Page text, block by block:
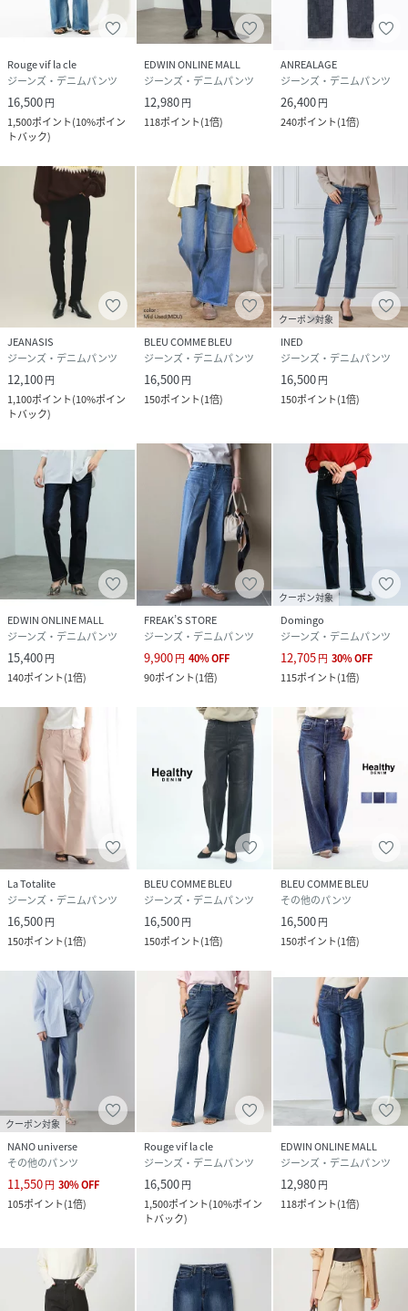
Rouge vif la cle
ジーンズ・デニムパンツ
16,500円
1,500ポイント(10%ポイン
トバック)
EDWIN ONLINE MALL
ジーンズ・デニムパンツ
12,980円
118ポイント(1倍)
ANREALAGE
ジーンズ・デニムパンツ
26,400円
240ポイント(1倍)
JEANASIS
ジーンズ・デニムパンツ
12,100円
1,100ポイント(10%ポイン
トバック)
BLEU COMME BLEU
ジーンズ・デニムパンツ
16,500円
150ポイント(1倍)
クーポン対象
INED
ジーンズ・デニムパンツ
16,500円
150ポイント(1倍)
EDWIN ONLINE MALL
ジーンズ・デニムパンツ
15,400円
140ポイント(1倍)
FREAK’S STORE
ジーンズ・デニムパンツ
9,900円 40%OFF
90ポイント(1倍)
クーポン対象
Domingo
ジーンズ・デニムパンツ
12,705円 30%OFF
115ポイント(1倍)
La Totalite
ジーンズ・デニムパンツ
16,500円
150ポイント(1倍)
BLEU COMME BLEU
ジーンズ・デニムパンツ
16,500円
150ポイント(1倍)
BLEU COMME BLEU
その他のパンツ
16,500円
150ポイント(1倍)
クーポン対象
NANO universe
その他のパンツ
11,550円 30%OFF
105ポイント(1倍)
Rouge vif la cle
ジーンズ・デニムパンツ
16,500円
1,500ポイント(10%ポイン
トバック)
EDWIN ONLINE MALL
ジーンズ・デニムパンツ
12,980円
118ポイント(1倍)